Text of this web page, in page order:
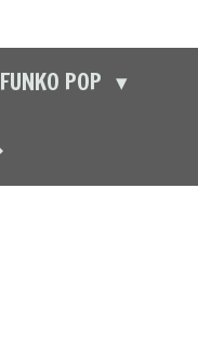
FUNKO POP